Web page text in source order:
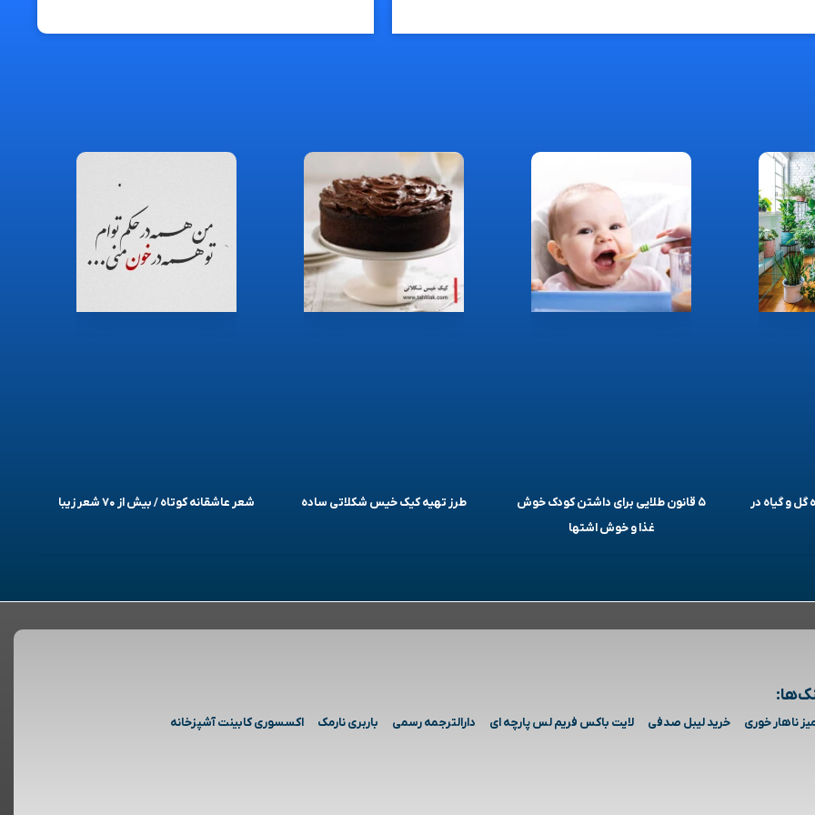
گل و گیاه در
۵ قانون طلایی برای داشتن کودک خوش
غذا و خوش اشتها
طرز تهیه کیک خیس شکلاتی ساده شعر عاشقانه کوتاه / بیش از ۷۰ شعر زیبا
ناهار خوری خرید لیبل صدفی لایت باکس فریم لس پارچه ای دارالترجمه رسمی باربری نارمک اکسسوری کابینت آشپزخانه